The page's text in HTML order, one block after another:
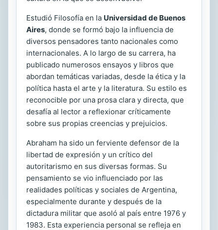
Estudió Filosofía en la Universidad de Buenos
Aires, donde se formó bajo la influencia de
diversos pensadores tanto nacionales como
internacionales. A lo largo de su carrera, ha
publicado numerosos ensayos y libros que
abordan temáticas variadas, desde la ética y la
política hasta el arte y la literatura. Su estilo es
reconocible por una prosa clara y directa, que
desafía al lector a reflexionar críticamente
sobre sus propias creencias y prejuicios.
Abraham ha sido un ferviente defensor de la
libertad de expresión y un crítico del
autoritarismo en sus diversas formas. Su
pensamiento se vio influenciado por las
realidades políticas y sociales de Argentina,
especialmente durante y después de la
dictadura militar que asoló al país entre 1976 y
1983. Esta experiencia personal se refleja en